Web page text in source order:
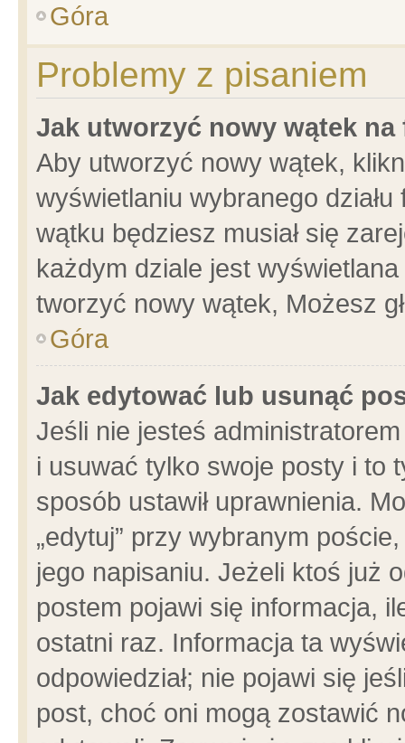
Góra
Problemy z pisaniem
Jak utworzyć nowy wątek na
Aby utworzyć nowy wątek,
wyświetlaniu wybranego
wątku będziesz musiał się
każdym dziale jest
tworzyć nowy wątek, Możesz
Góra
Jak edytować lub usunąć
Jeśli nie jesteś
i usuwać tylko swoje posty i to
sposób ustawił uprawnienia.
„edytuj” przy wybranym
jego napisaniu. Jeżeli ktoś już
postem pojawi się informacja,
ostatni raz. Informacja ta
odpowiedział; nie pojawi się
post, choć oni mogą zostawić